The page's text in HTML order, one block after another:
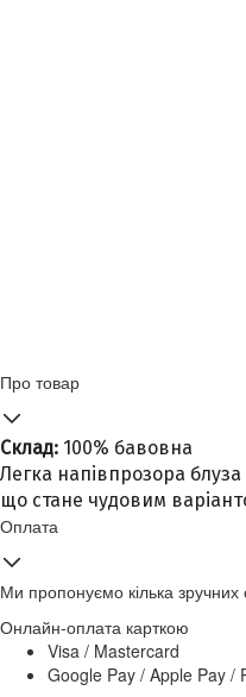
Про товар
Склад: 100% бавовна
Легка напівпрозора блуза
що стане чудовим
Оплата
Ми пропонуємо кілька зручних
Онлайн-оплата карткою
Visa / Mastercard
Google Pay / Apple Pay /